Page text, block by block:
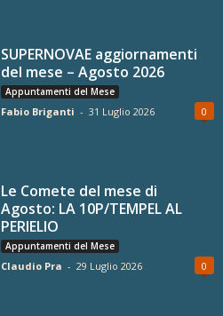
SUPERNOVAE aggiornamenti
del mese – Agosto 2026
Appuntamenti del Mese
Fabio Briganti - 31 Luglio 2026 0
Le Comete del mese di
Agosto: LA 10P/TEMPEL AL
PERIELIO
Appuntamenti del Mese
Claudio Pra - 29 Luglio 2026 0